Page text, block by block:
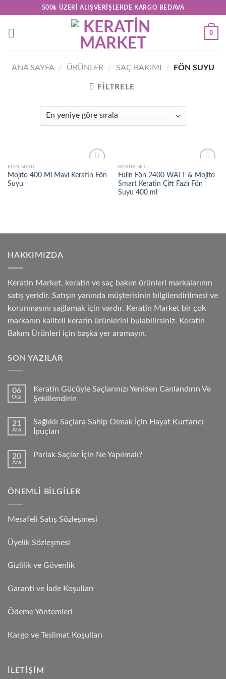
content
500₺ ÜZERI ALIŞVERIŞLERDE KARGO BEDAVA
0
ANA SAYFA / ÜRÜNLER / SAÇ BAKIMI / FÖN SUYU
FILTRELE
Add to
wishlist
FÖN SUYU
Mojıto 400 Ml Mavi Keratin Fön
Suyu
Add to
wishlist
BAKIM SETI
Fulin Fön 2400 WATT & Mojito
Smart Keratin Çift Fazlı Fön
Suyu 400 ml
HAKKIMIZDA
Keratin Market, keratin ve saç bakım ürünleri markalarının
satış yeridir. Satışın yanında müşterisinin bilgilendirilmesi ve
korunmasını sağlamak için vardır. Keratin Market bir çok
markanın kaliteli keratin ürünlerini bulabilirsiniz. Keratin
Bakım Ürünleri için başka yer aramayın.
SON YAZILAR
06
Oca
Keratin Gücüyle Saçlarınızı Yeniden Canlandırın Ve
Şekillendirin
21
Ara
Sağlıklı Saçlara Sahip Olmak İçin Hayat Kurtarıcı
İpuçları
20
Ara
Parlak Saçlar İçin Ne Yapılmalı?
ÖNEMLI BILGILER
Mesafeli Satış Sözleşmesi
Üyelik Sözleşmesi
Gizlilik ve Güvenlik
Garanti ve İade Koşulları
Ödeme Yöntemleri
Kargo ve Teslimat Koşulları
İLETIŞIM